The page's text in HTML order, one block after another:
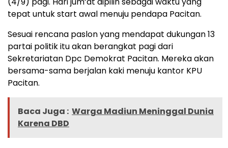
tepat untuk start awal menuju pendapa Pacitan.
Sesuai rencana paslon yang mendapat dukungan 13
partai politik itu akan berangkat pagi dari
Sekretariatan Dpc Demokrat Pacitan. Mereka akan
bersama-sama berjalan kaki menuju kantor KPU
Pacitan.
Baca Juga : Warga Madiun Meninggal Dunia
Karena DBD